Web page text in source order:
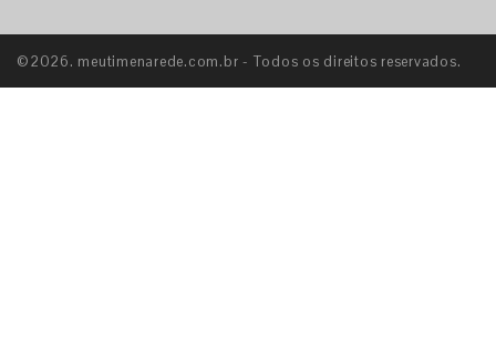
©2026. meutimenarede.com.br - Todos os direitos reservados.